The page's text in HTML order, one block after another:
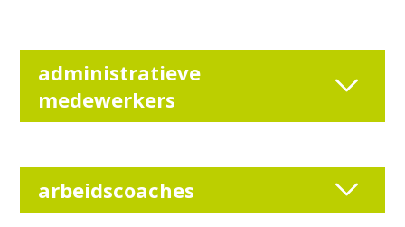
administratieve
medewerkers
arbeidscoaches